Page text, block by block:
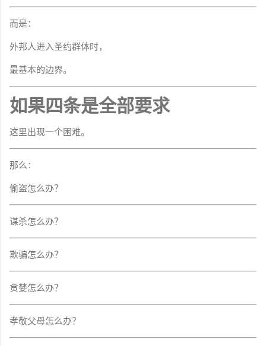
而是：
外邦人进入圣约群体时，
最基本的边界。
如果四条是全部要求
这里出现一个困难。
那么：
偷盗怎么办？
谋杀怎么办？
欺骗怎么办？
贪婪怎么办？
孝敬父母怎么办？